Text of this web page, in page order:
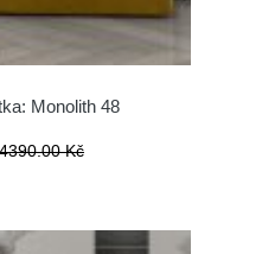
Monolith 48
4390.00 Kč